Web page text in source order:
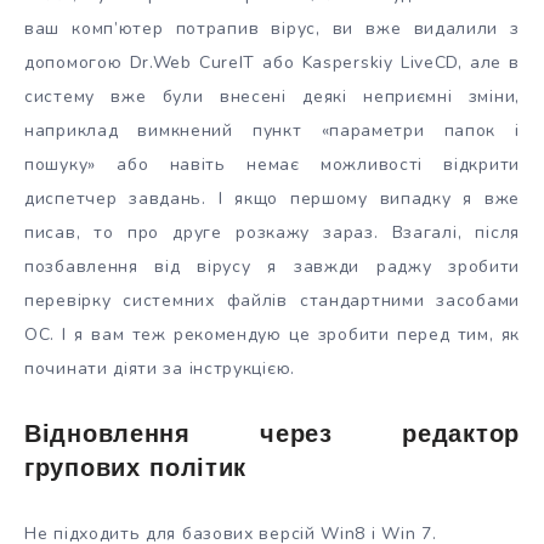
ваш комп’ютер потрапив вірус, ви вже видалили з
допомогою Dr.Web CureIT або Kasperskiy LiveCD, але в
систему вже були внесені деякі неприємні зміни,
наприклад вимкнений пункт «параметри папок і
пошуку» або навіть немає можливості відкрити
диспетчер завдань. І якщо першому випадку я вже
писав, то про друге розкажу зараз. Взагалі, після
позбавлення від вірусу я завжди раджу зробити
перевірку системних файлів стандартними засобами
ОС. І я вам теж рекомендую це зробити перед тим, як
починати діяти за інструкцією.
Відновлення через редактор
групових політик
Не підходить для базових версій Win8 і Win 7.